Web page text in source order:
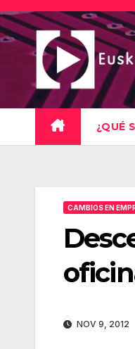
Saltar
al
contenido
¿QUÉ
CAMBIOS EN
NOV 9, 2012